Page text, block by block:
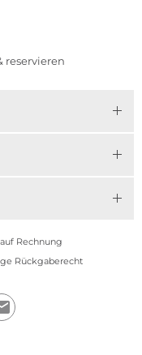
reservieren
Rechnung
Rückgaberecht